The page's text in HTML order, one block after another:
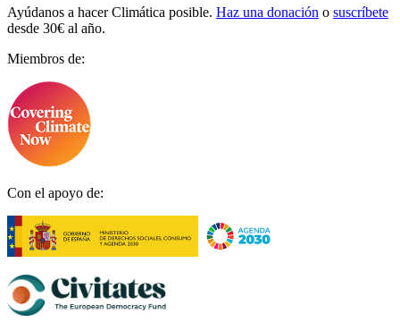
Ayúdanos a hacer Climática posible. Haz una donación o suscríbete
desde 30€ al año.
Miembros de:
Con el apoyo de: